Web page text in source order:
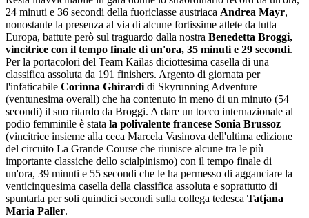
24 minuti e 36 secondi della fuoriclasse austriaca Andrea Mayr,
nonostante la presenza al via di alcune fortissime atlete da tutta
Europa, battute però sul traguardo dalla nostra Benedetta Broggi,
vincitrice con il tempo finale di un'ora, 35 minuti e 29 secondi.
Per la portacolori del Team Kailas diciottesima casella di una
classifica assoluta da 191 finishers. Argento di giornata per
l'infaticabile Corinna Ghirardi di Skyrunning Adventure
(ventunesima overall) che ha contenuto in meno di un minuto (54
secondi) il suo ritardo da Broggi. A dare un tocco internazionale al
podio femminile è stata la polivalente francese Sonia Brussoz
(vincitrice insieme alla ceca Marcela Vasinova dell'ultima edizione
del circuito La Grande Course che riunisce alcune tra le più
importante classiche dello scialpinismo) con il tempo finale di
un'ora, 39 minuti e 55 secondi che le ha permesso di agganciare la
venticinquesima casella della classifica assoluta e soprattutto di
spuntarla per soli quindici secondi sulla collega tedesca Tatjana
Maria Paller.